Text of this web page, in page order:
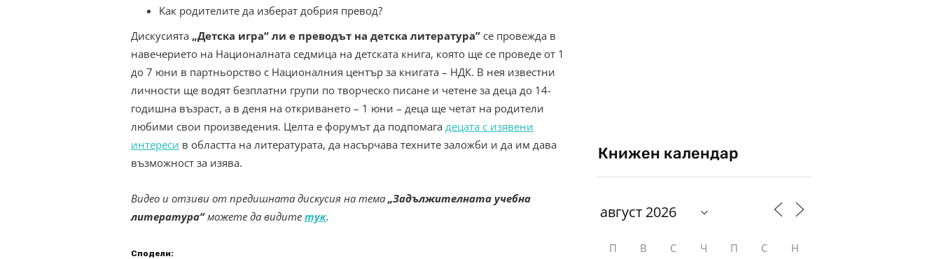
Как родителите да изберат добрия превод?
Дискусията „Детска игра“ ли е преводът на детска литература” се провежда в
навечерието на Националната седмица на детската книга, която ще се проведе от 1
до 7 юни в партньорство с Националния център за книгата – НДК. В нея известни
личности ще водят безплатни групи по творческо писане и четене за деца до 14-
годишна възраст, а в деня на откриването – 1 юни – деца ще четат на родители
любими свои произведения. Целта е форумът да подпомага децата с изявени
интереси в областта на литературата, да насърчава техните заложби и да им дава
възможност за изява.
Видео и отзиви от предишната дискусия на тема „Задължителната учебна
литература“можете да видите тук.
Сподели:
Книжен календар
П В С Ч П С Н